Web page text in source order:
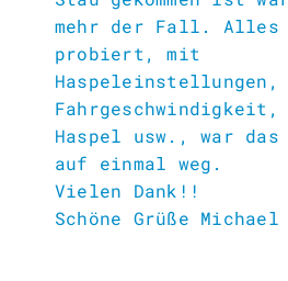
mehr der Fall. Alles
probiert, mit
Haspeleinstellungen,
Fahrgeschwindigkeit,
Haspel usw., war
auf einmal weg.
Vielen Dank!!
Schöne Grüße Michael